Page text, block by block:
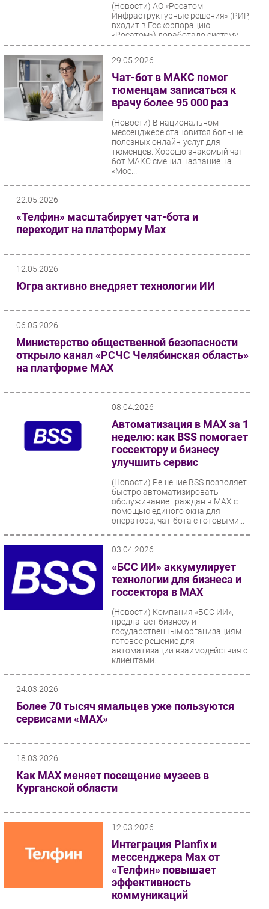
Кадры
Регулирование
Финансы
Web
Гаджеты
Здоровье
РАЗДЕЛЫ
Интервью
Мероприятия
Проекты
IT класс
Тестовый стенд
(Новости) АО «Росатом
Инфраструктурные решения» (РИР,
входит в Госкорпорацию
«Росатом») доработало систему
«Умные парковки» для
29.05.2026
Чат-бот в МАКС помог
тюменцам записаться к
врачу более 95 000 раз
(Новости) В национальном
мессенджере становится больше
полезных онлайн-услуг для
тюменцев. Хорошо знакомый чат-
бот МАКС сменил название на
«Мое...
22.05.2026
«Телфин» масштабирует чат-бота и
переходит на платформу Max
12.05.2026
Югра активно внедряет технологии ИИ
06.05.2026
Министерство общественной безопасности
открыло канал «РСЧС Челябинская область»
на платформе MAX
08.04.2026
Автоматизация в MAX за 1
неделю: как BSS помогает
госсектору и бизнесу
улучшить сервис
(Новости) Решение BSS позволяет
быстро автоматизировать
обслуживание граждан в MAX с
помощью единого окна для
оператора, чат-бота с готовыми...
03.04.2026
«БСС ИИ» аккумулирует
технологии для бизнеса и
госсектора в МАХ
(Новости) Компания «БСС ИИ»,
предлагает бизнесу и
государственным организациям
готовое решение для
автоматизации взаимодействия с
клиентами...
24.03.2026
Более 70 тысяч ямальцев уже пользуются
сервисами «МАХ»
18.03.2026
Как МАХ меняет посещение музеев в
Курганской области
12.03.2026
Интеграция Planfix и
мессенджера Max от
«Телфин» повышает
эффективность
коммуникаций